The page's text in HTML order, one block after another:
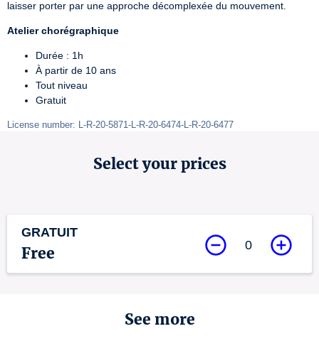
laisser porter par une approche décomplexée du mouvement.
Atelier chorégraphique
Durée : 1h
À partir de 10 ans
Tout niveau
Gratuit
License number: L-R-20-5871-L-R-20-6474-L-R-20-6477
Select your prices
GRATUIT
Free 0
See more